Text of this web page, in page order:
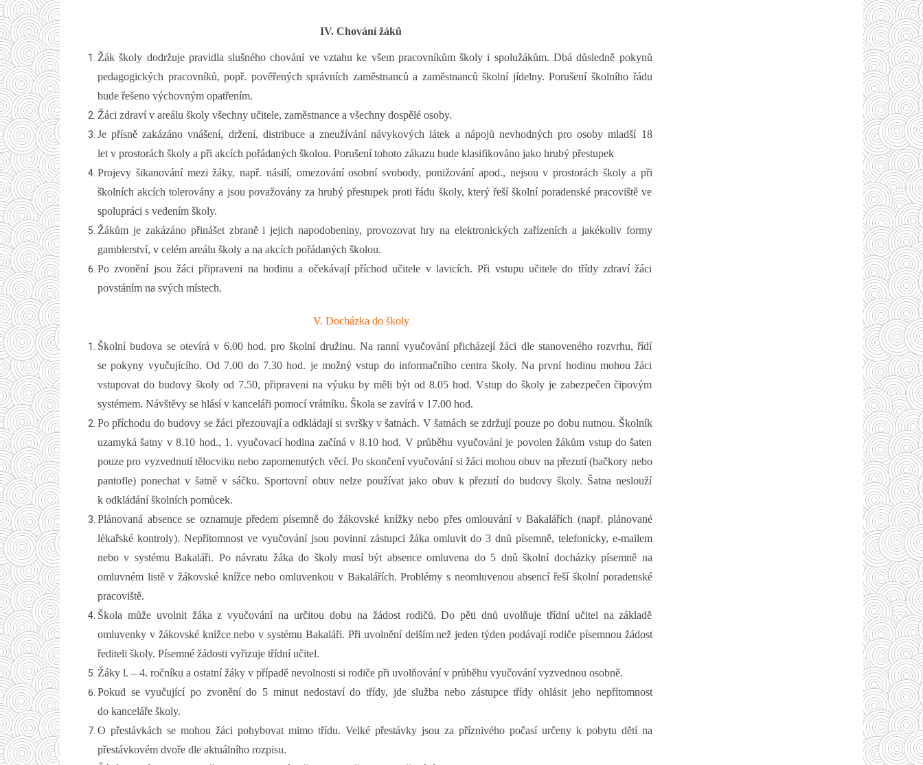
IV. Chování žáků
Žák školy dodržuje pravidla slušného chování ve vztahu ke všem pracovníkům školy i spolužákům. Dbá důsledně pokynů
pedagogických pracovníků, popř. pověřených správních zaměstnanců a zaměstnanců školní jídelny. Porušení školního řádu
bude řešeno výchovným opatřením.
Žáci zdraví v areálu školy všechny učitele, zaměstnance a všechny dospělé osoby.
Je přísně zakázáno vnášení, držení, distribuce a zneužívání návykových látek a nápojů nevhodných pro osoby mladší 18
let v prostorách školy a při akcích pořádaných školou. Porušení tohoto zákazu bude klasifikováno jako hrubý přestupek
Projevy šikanování mezi žáky, např. násilí, omezování osobní svobody, ponižování apod., nejsou v prostorách školy a při
školních akcích tolerovány a jsou považovány za hrubý přestupek proti řádu školy, který řeší školní poradenské pracoviště ve
spolupráci s vedením školy.
Žákům je zakázáno přinášet zbraně i jejich napodobeniny, provozovat hry na elektronických zařízeních a jakékoliv formy
gamblerství, v celém areálu školy a na akcích pořádaných školou.
Po zvonění jsou žáci připraveni na hodinu a očekávají příchod učitele v lavicích. Při vstupu učitele do třídy zdraví žáci
povstáním na svých místech.
V. Docházka do školy
Školní budova se otevírá v 6.00 hod. pro školní družinu. Na ranní vyučování přicházejí žáci dle stanoveného rozvrhu, řídí
se pokyny vyučujícího. Od 7.00 do 7.30 hod. je možný vstup do informačního centra školy. Na první hodinu mohou žáci
vstupovat do budovy školy od 7.50, připraveni na výuku by měli být od 8.05 hod. Vstup do školy je zabezpečen čipovým
systémem. Návštěvy se hlásí v kanceláři pomocí vrátníku. Škola se zavírá v 17.00 hod.
Po příchodu do budovy se žáci přezouvají a odkládají si svršky v šatnách. V šatnách se zdržují pouze po dobu nutnou. Školník
uzamyká šatny v 8.10 hod., 1. vyučovací hodina začíná v 8.10 hod. V průběhu vyučování je povolen žákům vstup do šaten
pouze pro vyzvednutí tělocviku nebo zapomenutých věcí. Po skončení vyučování si žáci mohou obuv na přezutí (bačkory nebo
pantofle) ponechat v šatně v sáčku. Sportovní obuv nelze používat jako obuv k přezutí do budovy školy. Šatna neslouží
k odkládání školních pomůcek.
Plánovaná absence se oznamuje předem písemně do žákovské knížky nebo přes omlouvání v Bakalářích (např. plánované
lékařské kontroly). Nepřítomnost ve vyučování jsou povinni zástupci žáka omluvit do 3 dnů písemně, telefonicky, e-mailem
nebo v systému Bakaláři. Po návratu žáka do školy musí být absence omluvena do 5 dnů školní docházky písemně na
omluvném listě v žákovské knížce nebo omluvenkou v Bakalářích. Problémy s neomluvenou absencí řeší školní poradenské
pracoviště.
Škola může uvolnit žáka z vyučování na určitou dobu na žádost rodičů. Do pěti dnů uvolňuje třídní učitel na základě
omluvenky v žákovské knížce nebo v systému Bakaláři. Při uvolnění delším než jeden týden podávají rodiče písemnou žádost
řediteli školy. Písemné žádosti vyřizuje třídní učitel.
Žáky l. – 4. ročníku a ostatní žáky v případě nevolnosti si rodiče při uvolňování v průběhu vyučování vyzvednou osobně.
Pokud se vyučující po zvonění do 5 minut nedostaví do třídy, jde služba nebo zástupce třídy ohlásit jeho nepřítomnost
do kanceláře školy.
O přestávkách se mohou žáci pohybovat mimo třídu. Velké přestávky jsou za příznivého počasí určeny k pobytu dětí na
přestávkovém dvoře dle aktuálního rozpisu.